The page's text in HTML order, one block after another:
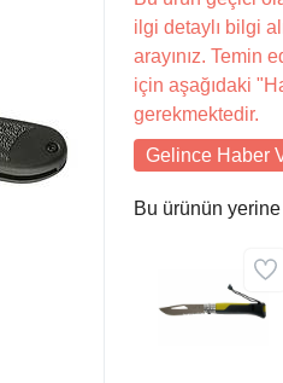
ilgi detaylı bilgi
arayınız. Temin
için aşağıdaki
gerekmektedir.
Gelince Haber
Bu ürünün